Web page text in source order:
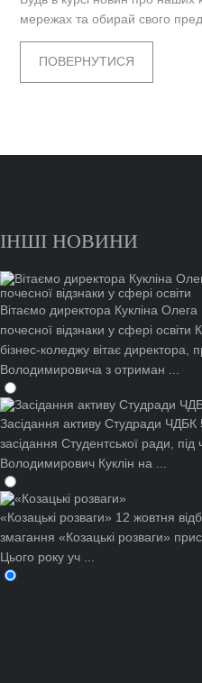
мережах та обирай свого
ПОВЕРНУТИСЯ
ІНШІ НОВИНИ
Вітаємо директора Кукліна
почесної відзнаки у сфері освіти
бізнес-коледжу вітає
Володимировича з отриман ...
Засідання активу Студради ЧДБК
засідання Студентської ради,
Володимирович Куклін на ...
«Козацькі розваги» 12 жовтня
змагання «Козацькі розваги»
Цього року уч ...